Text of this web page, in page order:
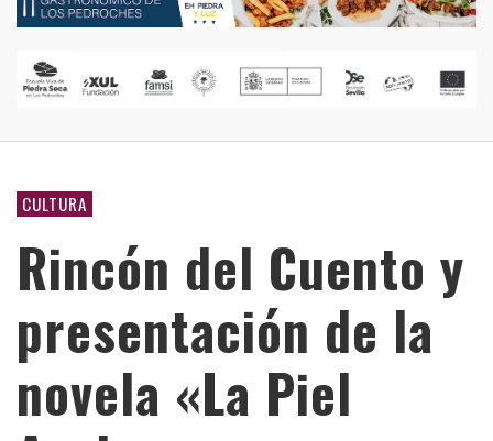
CULTURA
Rincón del Cuento y
presentación de la
novela «La Piel